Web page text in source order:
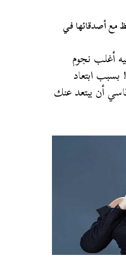
مع أصدقائها في
أغلب نجوم
ابتعاد
أن يبتعد عنك